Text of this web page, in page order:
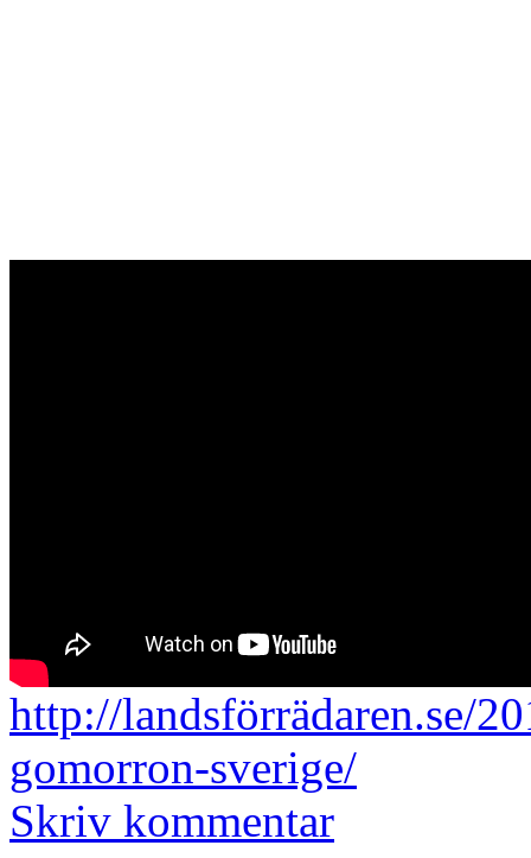
http://landsförrädaren.se/
gomorron-sverige/
Skriv kommentar